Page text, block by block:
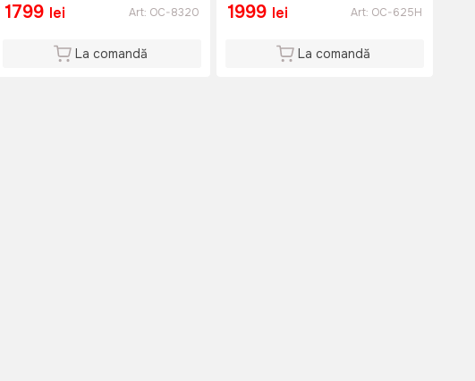
1799 lei Art: OC-8320
La comandă
1999 lei Art: OC-625H
La comandă